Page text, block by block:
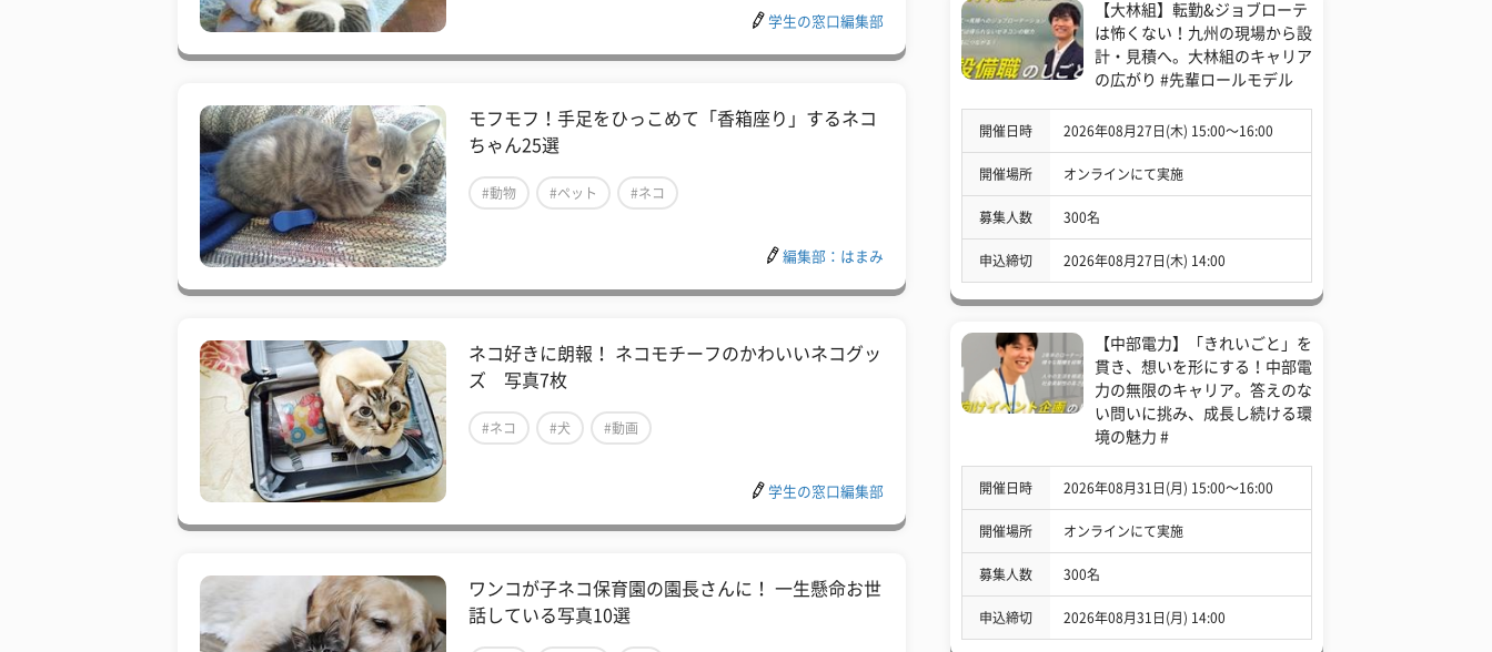
学生の窓口編集部
モフモフ！手足をひっこめて「香箱座り」するネコ
ちゃん25選
#動物 #ペット #ネコ
編集部：はまみ
ネコ好きに朗報！ ネコモチーフのかわいいネコグッ
ズ 写真7枚
#ネコ #犬 #動画
学生の窓口編集部
ワンコが子ネコ保育園の園長さんに！ 一生懸命お世
話している写真10選
【大林組】転勤&ジョブローテ
は怖くない！九州の現場から設
計・見積へ。大林組のキャリア
の広がり #先輩ロールモデル
開催日時 2026年08月27日(木) 15:00〜16:00
開催場所 オンラインにて実施
募集人数 300名
申込締切 2026年08月27日(木) 14:00
【中部電力】「きれいごと」を
貫き、想いを形にする！中部電
力の無限のキャリア。答えのな
い問いに挑み、成長し続ける環
境の魅力 #
開催日時 2026年08月31日(月) 15:00〜16:00
開催場所 オンラインにて実施
募集人数 300名
申込締切 2026年08月31日(月) 14:00